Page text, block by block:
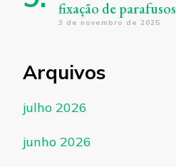
fixação de parafusos
3 de novembro de 2025
Arquivos
julho 2026
junho 2026